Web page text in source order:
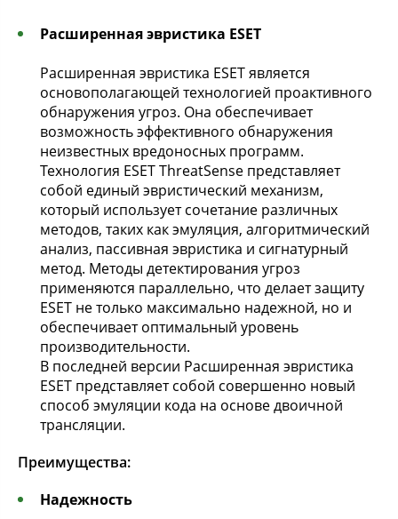
Расширенная эвристика ESET
Расширенная эвристика ESET является
основополагающей технологией проактивного
обнаружения угроз. Она обеспечивает
возможность эффективного обнаружения
неизвестных вредоносных программ.
Технология ESET ThreatSense представляет
собой единый эвристический механизм,
который использует сочетание различных
методов, таких как эмуляция, алгоритмический
анализ, пассивная эвристика и сигнатурный
метод. Методы детектирования угроз
применяются параллельно, что делает защиту
ESET не только максимально надежной, но и
обеспечивает оптимальный уровень
производительности.
В последней версии Расширенная эвристика
ESET представляет собой совершенно новый
способ эмуляции кода на основе двоичной
трансляции.
Преимущества:
Надежность